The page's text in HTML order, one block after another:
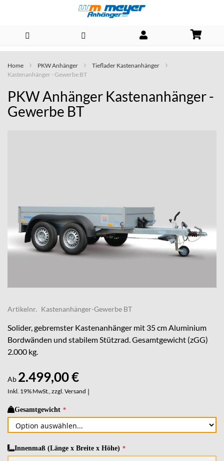
Direkt
zum
Inhalt
Home PKW Anhänger
Tieflader Kastenanhänger
Kastenanhänger - Gewerbe BT
PKW Anhänger Kastenanhänger -
Gewerbe BT
the
beginning
of
the
images
Artikelnr. Kastenanhänger-Gewerbe BT
Solider, gebremster Kastenanhänger mit 35 cm Aluminium
Bordwänden und stabilem Stützrad. Gesamtgewicht (zGG)
2.000 kg.
Ab 2.499,00 €
Inkl. 19% MwSt., zzgl. Versand |
Gesamtgewicht
Innenmaß (Länge x Breite x Höhe)